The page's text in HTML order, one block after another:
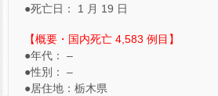
●死亡日： 1 月 19 日
【概要・国内死亡 4,583 例目】
●年代： –
●性別： –
●居住地：栃木県